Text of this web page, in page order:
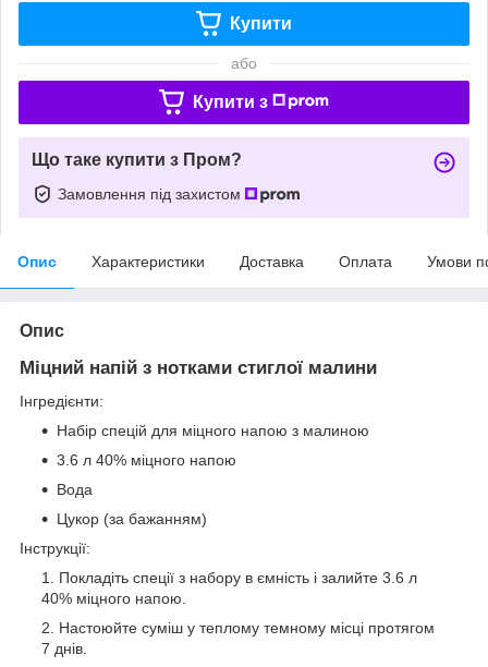
Купити
або
Купити з
Що таке купити з Пром?
Замовлення під захистом
Опис Характеристики Доставка Оплата Умови
Опис
Міцний напій з нотками стиглої малини
Інгредієнти:
Набір спецій для міцного напою з малиною
3.6 л 40% міцного напою
Вода
Цукор (за бажанням)
Інструкції:
Покладіть спеції з набору в ємність і залийте 3.6 л
40% міцного напою.
Настоюйте суміш у теплому темному місці протягом
7 днів.